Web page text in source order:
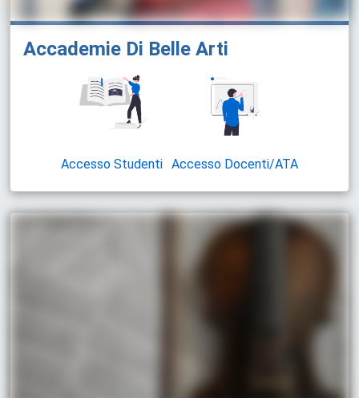
Accademie Di Belle Arti
Accesso Studenti Accesso Docenti/ATA